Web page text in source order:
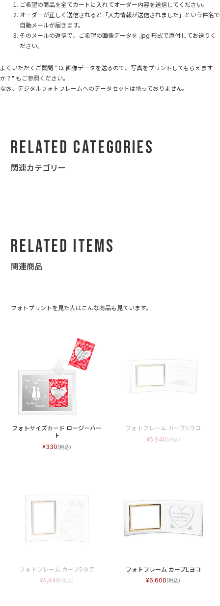
ご希望の商品を全てカートに入れてオーダー内容を送信してください。
オーダーが正しく送信されると「入力情報が送信されました」という件名で
自動メールが届きます。
そのメールの返信で、ご希望の画像データを .jpg 形式で添付してお送りく
ださい。
よくいただくご質問 " Q. 画像データを送るので、写真をプリントしてもらえます
か？" もご参照ください。
なお、デジタルフォトフレームへのデータセットは承っておりません。
Related Categories
関連カテゴリー
Related Items
関連商品
フォトプリントを見た人はこんな商品も見ています。
フォトサイズカード ロージーハー
ト
330
フォトフレーム カーブSヨコ
5,940
フォトフレーム カーブSタテ
5,940
フォトフレーム カーブLヨコ
6,600